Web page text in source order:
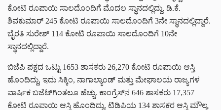
ಕೋಟಿ ರೂಪಾಯಿ ಸಾಲದೊಂದಿಗೆ ಮೊದಲ ಸ್ಥಾನದಲ್ಲಿದ್ದು, ಡಿ.ಕೆ.
ಶಿವಕುಮಾರ್‌ 245 ಕೋಟಿ ರೂಪಾಯಿ ಸಾಲದೊಂದಿಗೆ 3ನೇ ಸ್ಥಾನದಲ್ಲಿದ್ದಾರೆ.
ಬೈರತಿ ಸುರೇಶ್‌ 114 ಕೋಟಿ ರೂಪಾಯಿ ಸಾಲದೊಂದಿಗೆ 10ನೇ
ಸ್ಥಾನದಲ್ಲಿದ್ದಾರೆ.
ಬಿಜೆಪಿ ಪಕ್ಷದ ಒಟ್ಟು 1653 ಶಾಸಕರು 26,270 ಕೋಟಿ ರೂಪಾಯಿ ಆಸ್ತಿ
ಹೊಂದಿದ್ದು, ಇದು ಸಿಕ್ಕಿಂ, ನಾಗಾಲ್ಯಾಂಡ್‌ ಮತ್ತು ಮೇಘಾಲಯ ರಾಜ್ಯಗಳ
ವಾರ್ಷಿಕ ಬಜೆಟ್‌ಗಿಂತಲೂ ಹೆಚ್ಚು. ಕಾಂಗ್ರೆಸ್‌ನ 646 ಶಾಸಕರು 17,357
ಕೋಟಿ ರೂಪಾಯಿ ಆಸ್ತಿ ಹೊಂದಿದ್ದು, ಟಿಡಿಪಿಯ 134 ಶಾಸಕರ ಆಸ್ತಿ ಮೌಲ್ಯ